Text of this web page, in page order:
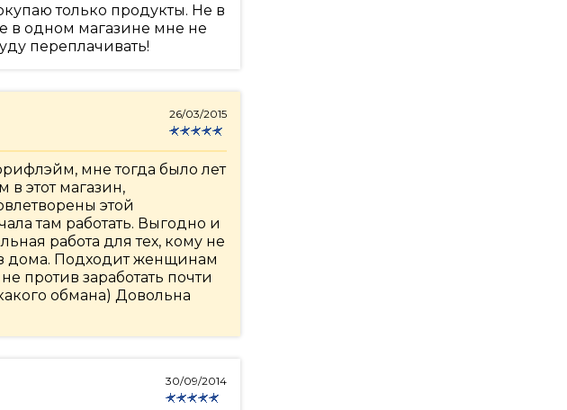
только продукты. Не в
в одном магазине мне не
переплачивать!
26/03/2015
мне тогда было лет
в этот магазин,
этой
там работать. Выгодно и
работа для тех, кому не
дома. Подходит женщинам
против заработать почти
обмана) Довольна
30/09/2014